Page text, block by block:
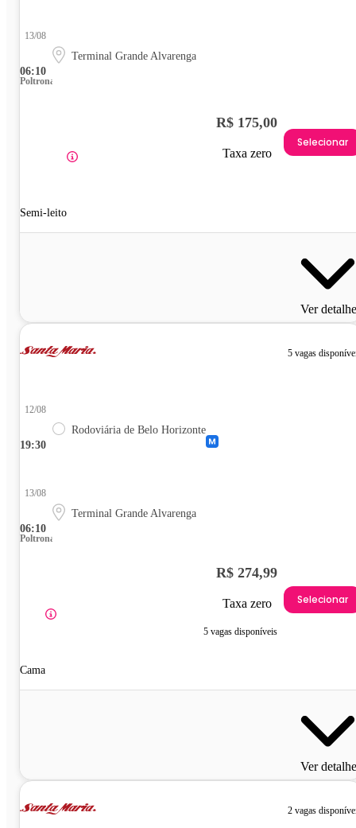
06:10
13/08
Terminal Grande Alvarenga
Poltrona
Semi-leito
R$ 175,00
Taxa zero
Selecionar
Ver
5 vagas
19:30
12/08
Rodoviária de Belo Horizonte
06:10
13/08
Terminal Grande Alvarenga
Poltrona
Cama
R$ 274,99
Taxa zero
5 vagas disponíveis
Selecionar
Ver
2 vagas